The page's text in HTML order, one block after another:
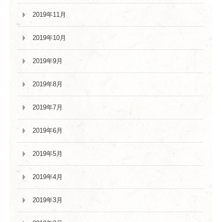
2019年11月
2019年10月
2019年9月
2019年8月
2019年7月
2019年6月
2019年5月
2019年4月
2019年3月